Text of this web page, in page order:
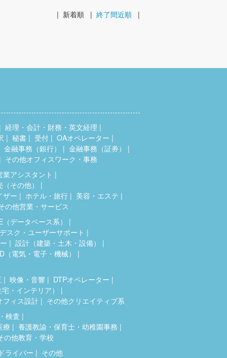
| 新着順 | 終了間近順 |
経理・会計・財務・英文経理
秘書 受付
OAオペレーター
金融事務（銀行）
金融事務（証券）
その他オフィスワーク・事務
業アシスタント
その他）
ザー
ホテル・旅行
美容・エステ
の他営業・サービス
（データベース系）
スク・ユーザーサポート
設計（建築・土木・設備）
（電気・電子・機械）
映像・音響
DTPオペレーター
・インテリア）
フィス設計
その他クリエイティブ系
検査
療
養護教諭・保育士・幼稚園事務
の他教育・学校
ライバー
その他